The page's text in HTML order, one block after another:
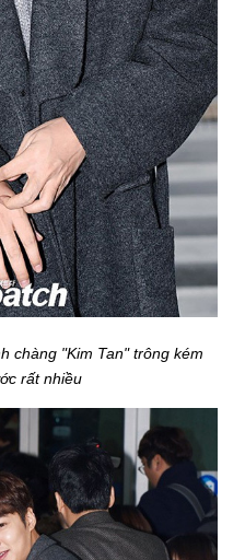
chàng "Kim Tan" trông kém
rất nhiều